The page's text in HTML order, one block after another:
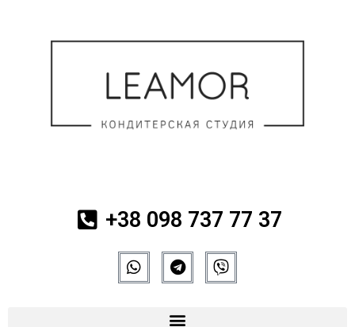
+38 098 737 77 37